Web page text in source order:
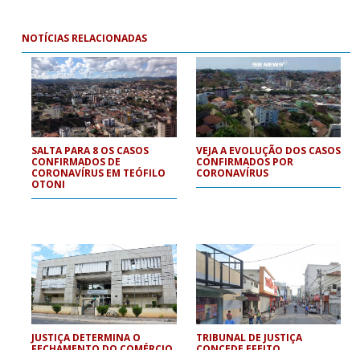
NOTÍCIAS RELACIONADAS
SALTA PARA 8 OS CASOS
CONFIRMADOS DE
CORONAVÍRUS EM TEÓFILO
OTONI
VEJA A EVOLUÇÃO DOS CASOS
CONFIRMADOS POR
CORONAVÍRUS
JUSTIÇA DETERMINA O
TRIBUNAL DE JUSTIÇA